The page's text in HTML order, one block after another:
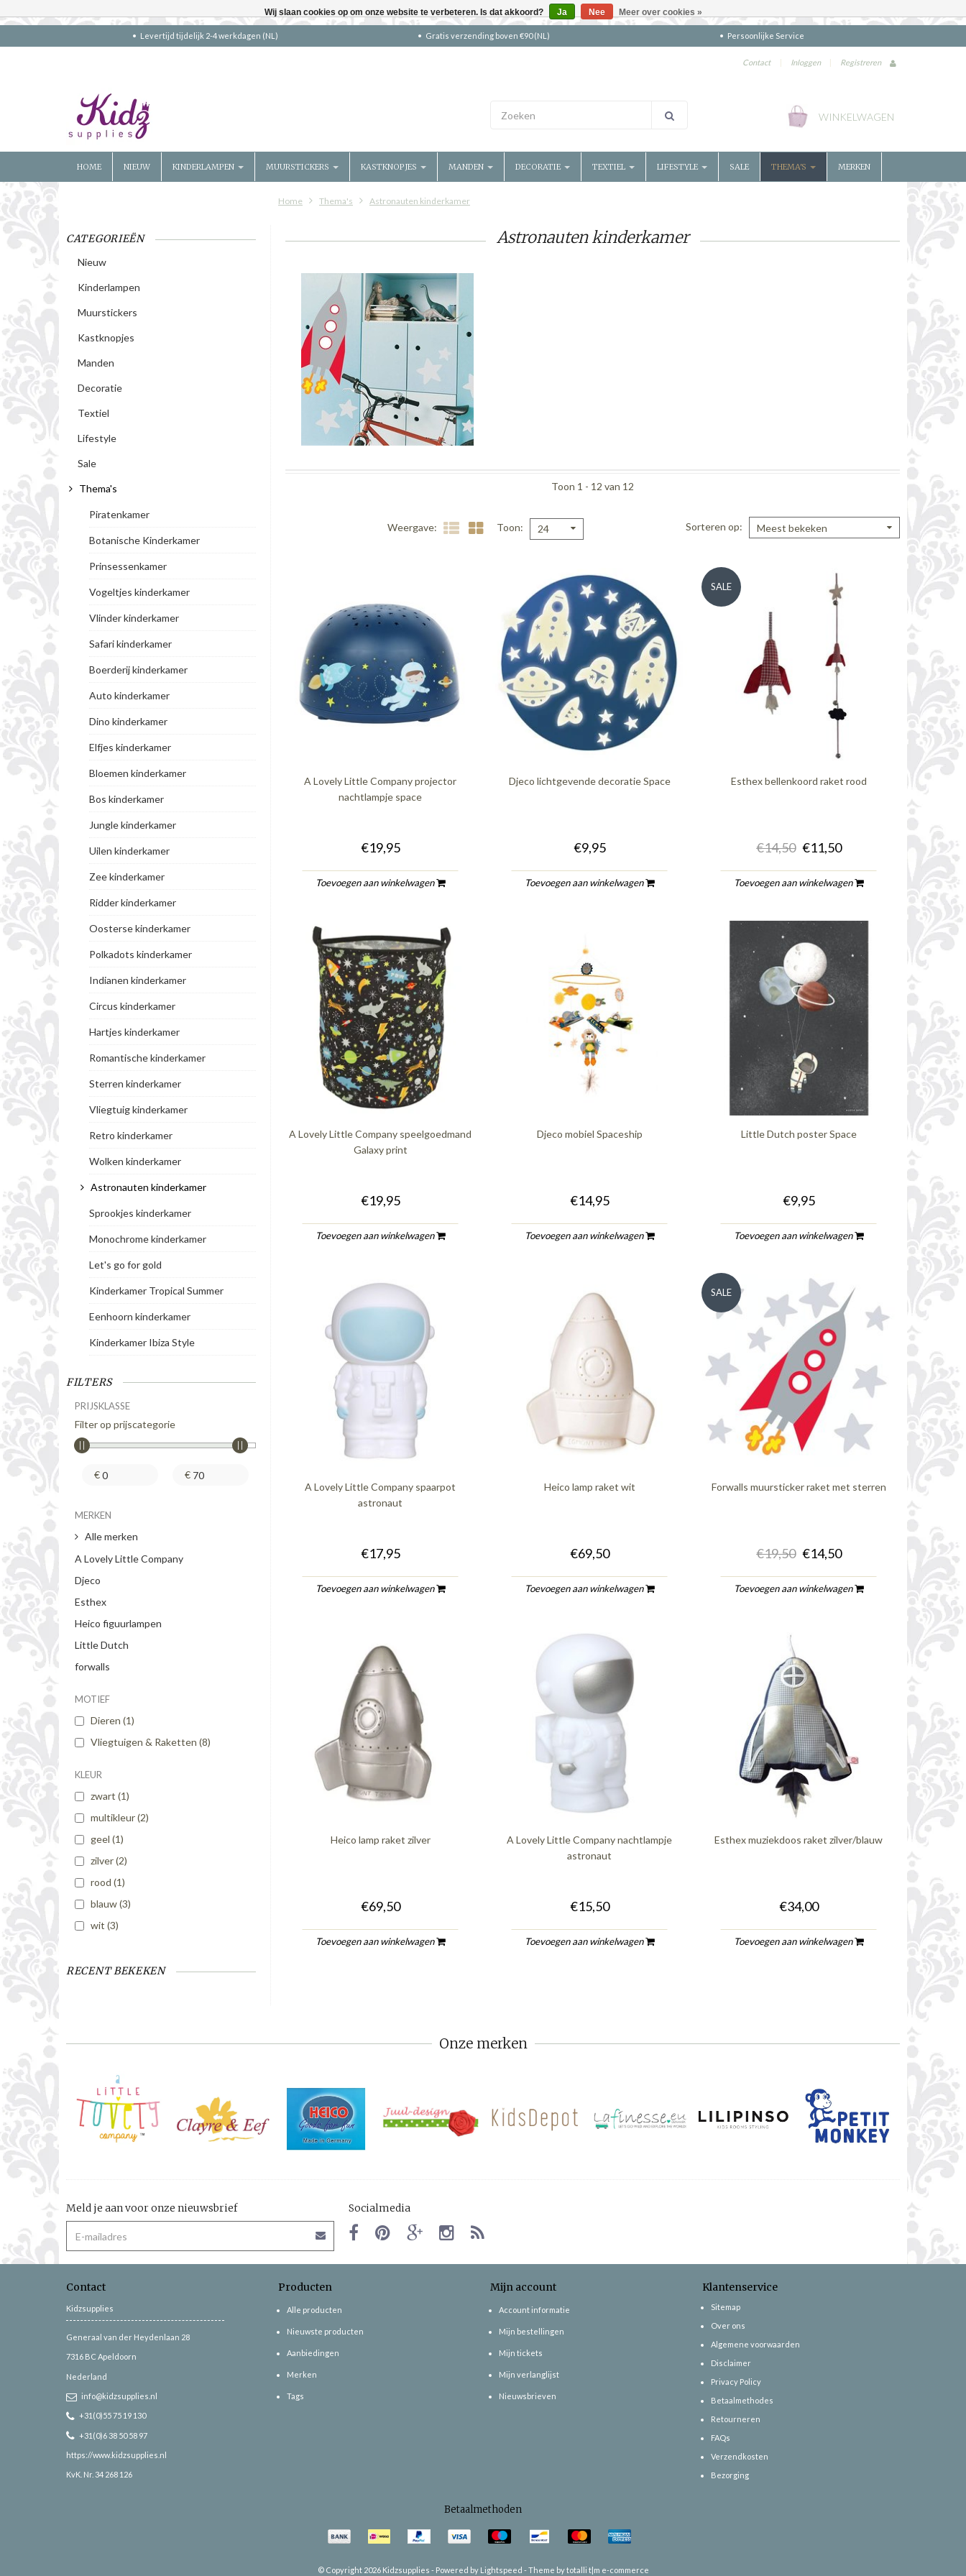
Levertijd tijdelijk 2-4 werkdagen (NL) Gratis verzending boven €90 (NL) Persoonlijke Service
Contact | Inloggen | Registreren
WINKELWAGEN
HOME NIEUW KINDERLAMPEN MUURSTICKERS KASTKNOPJES MANDEN DECORATIE TEXTIEL LIFESTYLE SALE THEMA'S MERKEN
Home Thema's Astronauten kinderkamer
CATEGORIEËN
Nieuw
Kinderlampen
Muurstickers
Kastknopjes
Manden
Decoratie
Textiel
Lifestyle
Sale
Thema's
Piratenkamer
Botanische Kinderkamer
Prinsessenkamer
Vogeltjes kinderkamer
Vlinder kinderkamer
Safari kinderkamer
Boerderij kinderkamer
Auto kinderkamer
Dino kinderkamer
Elfjes kinderkamer
Bloemen kinderkamer
Bos kinderkamer
Jungle kinderkamer
Uilen kinderkamer
Zee kinderkamer
Ridder kinderkamer
Oosterse kinderkamer
Polkadots kinderkamer
Indianen kinderkamer
Circus kinderkamer
Hartjes kinderkamer
Romantische kinderkamer
Sterren kinderkamer
Vliegtuig kinderkamer
Retro kinderkamer
Wolken kinderkamer
Astronauten kinderkamer
Sprookjes kinderkamer
Monochrome kinderkamer
Let's go for gold
Kinderkamer Tropical Summer
Eenhoorn kinderkamer
Kinderkamer Ibiza Style
FILTERS
PRIJSKLASSE
Filter op prijscategorie
€ €
MERKEN
Alle merken
A Lovely Little Company
Djeco
Esthex
Heico figuurlampen
Little Dutch
forwalls
MOTIEF
Dieren (1)
Vliegtuigen & Raketten (8)
KLEUR
zwart (1)
multikleur(2)
geel (1)
zilver(2)
rood (1)
blauw(3)
wit (3)
RECENT BEKEKEN
Astronauten kinderkamer
Toon 1 - 12 van 12
Weergave Toon 24 Sorteren op Meest bekeken
A Lovely Little Company projector
nachtlampje space
€19,95
Toevoegen aan winkelwagen
Djeco lichtgevende decoratie Space
€9,95
Toevoegen aan winkelwagen
SALE
Esthex bellenkoord raket rood
€14,50 €11,50
Toevoegen aan winkelwagen
A Lovely Little Company speelgoedmand
Galaxy print
€19,95
Toevoegen aan winkelwagen
Djeco mobiel Spaceship
€14,95
Toevoegen aan winkelwagen
Little Dutch poster Space
€9,95
Toevoegen aan winkelwagen
A Lovely Little Company spaarpot
astronaut
€17,95
Toevoegen aan winkelwagen
Heico lamp raket wit
€69,50
Toevoegen aan winkelwagen
SALE
Forwalls muursticker raket met sterren
€19,50 €14,50
Toevoegen aan winkelwagen
Heico lamp raket zilver
€69,50
Toevoegen aan winkelwagen
A Lovely Little Company nachtlampje
astronaut
€15,50
Toevoegen aan winkelwagen
Esthex muziekdoos raket zilver/blauw
€34,00
Toevoegen aan winkelwagen
Onze merken
Meld je aan voor onze nieuwsbrief Socialmedia
Contact
Kidzsupplies
Generaal van der Heydenlaan 28
7316 BC Apeldoorn
Nederland
info@kidzsupplies.nl
+31(0)55 75 19 130
+31(0)6 38 50 58 97
https://www.kidzsupplies.nl
KvK. Nr. 34 268 126
Producten
Alle producten
Nieuwste producten
Aanbiedingen
Merken
Tags
Mijn account
Account informatie
Mijn bestellingen
Mijn tickets
Mijn verlanglijst
Nieuwsbrieven
Klantenservice
Sitemap
Over ons
Algemene voorwaarden
Disclaimer
Privacy Policy
Betaalmethodes
Retourneren
FAQs
Verzendkosten
Bezorging
Betaalmethoden
© Copyright 2026 Kidzsupplies - Powered by Lightspeed -Theme by totalli t|m e-commerce
Wij slaan cookies op om onze website te verbeteren. Is dat akkoord? Ja Nee Meer over cookies »